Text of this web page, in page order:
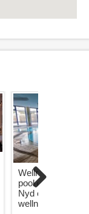
Wellnessophold
pool og sauna
Nyd et
wellnessophold ...